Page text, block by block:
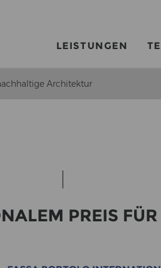
LEISTUNGEN
Architektur
PREIS